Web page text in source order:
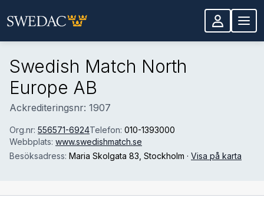
Swedish Match North
Europe AB
Ackrediteringsnr: 1907
Org.nr: 556571-6924Telefon: 010-1393000
Webbplats: www.swedishmatch.se
Besöksadress: Maria Skolgata 83 , Stockholm · Visa på karta